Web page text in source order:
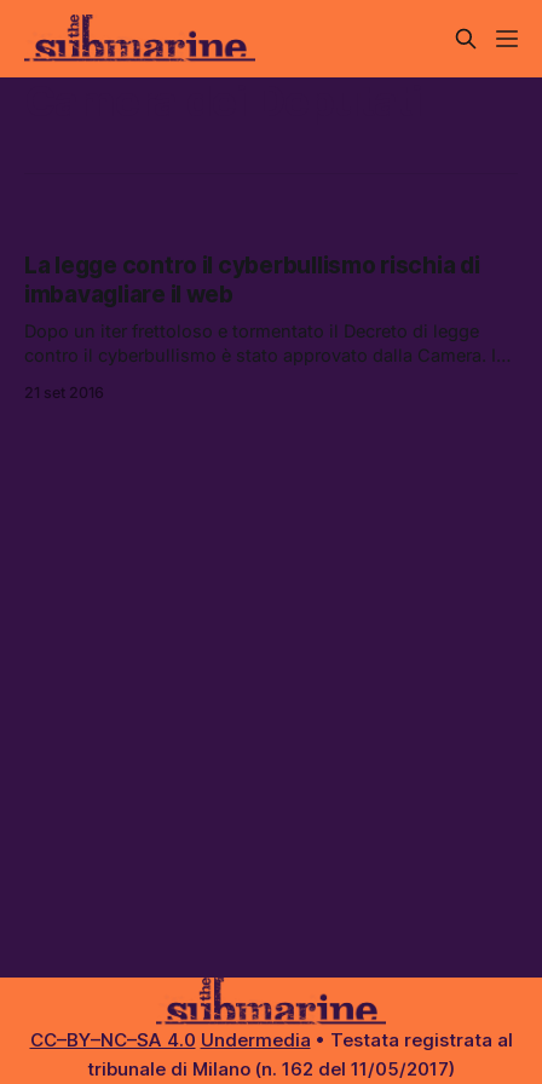
La legge contro il cyberbullismo rischia di
imbavagliare il web
Dopo un iter frettoloso e tormentato il Decreto di legge
contro il cyberbullismo è stato approvato dalla Camera. In
ne abbiamo analizzato i punti più delicati.
21 set 2016
CC–BY–NC–SA 4.0 Undermedia • Testata registrata al
tribunale di Milano (n. 162 del 11/05/2017)